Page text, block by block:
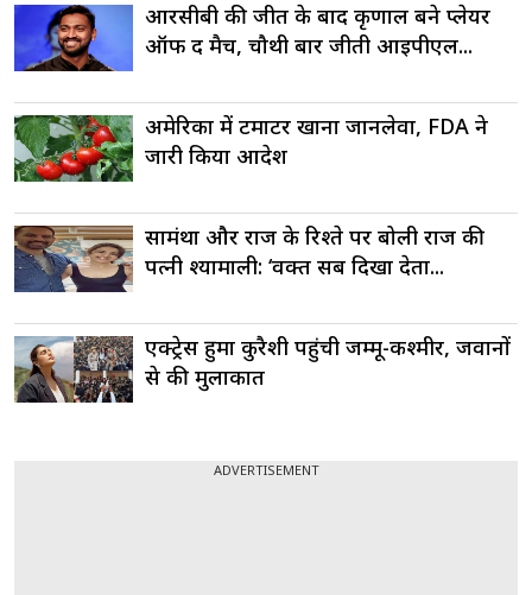
आरसीबी की जीत के बाद कृणाल बने प्लेयर
ऑफ द मैच, चौथी बार जीती आईपीएल...
अमेरिका में टमाटर खाना जानलेवा, FDA ने
जारी किया आदेश
सामंथा और राज के रिश्ते पर बोली राज की
पत्नी श्यामाली: ‘वक्त सब दिखा देता...
एक्ट्रेस हुमा कुरैशी पहुंची जम्मू-कश्मीर, जवानों
से की मुलाकात
ADVERTISEMENT